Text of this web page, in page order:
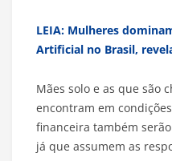
LEIA: Mulheres
Artificial no Brasil,
Mães solo e as que são
encontram em
financeira também
já que assumem as